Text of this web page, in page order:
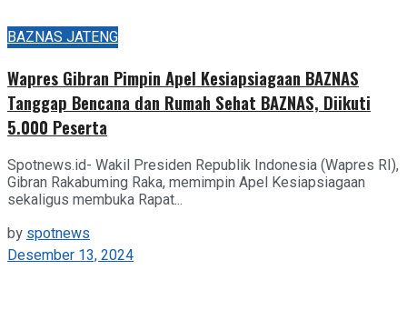
BAZNAS JATENG
Wapres Gibran Pimpin Apel Kesiapsiagaan BAZNAS
Tanggap Bencana dan Rumah Sehat BAZNAS, Diikuti
5.000 Peserta
Spotnews.id- Wakil Presiden Republik Indonesia (Wapres RI),
Gibran Rakabuming Raka, memimpin Apel Kesiapsiagaan
sekaligus membuka Rapat...
by spotnews
Desember 13, 2024